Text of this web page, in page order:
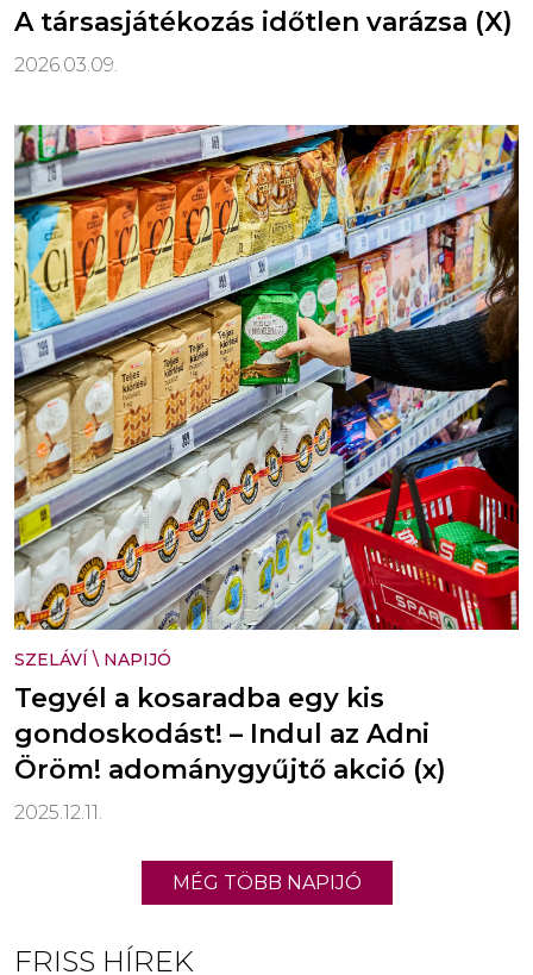
A társasjátékozás időtlen varázsa (X)
2026.03.09.
SZELÁVÍ \ NAPIJÓ
Tegyél a kosaradba egy kis
gondoskodást! – Indul az Adni
Öröm! adománygyűjtő akció (x)
2025.12.11.
MÉG TÖBB NAPIJÓ
FRISS HÍREK